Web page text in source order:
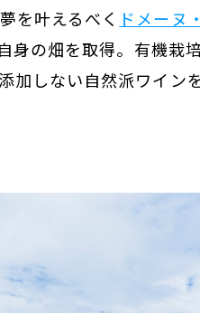
を叶えるべく ドメーヌ
身の畑を取得。有機栽
加しない自然派ワイン